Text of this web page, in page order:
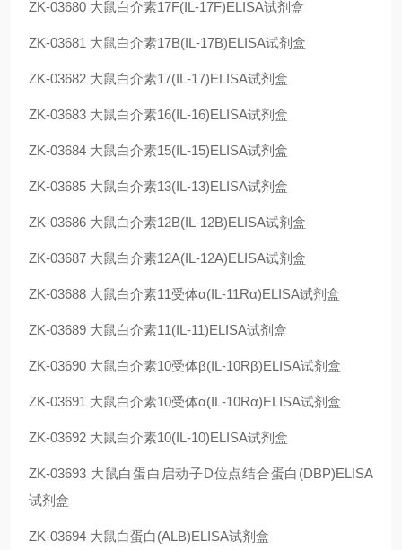
ZK-03680 大鼠白介素17F(IL-17F)ELISA试剂盒
ZK-03681 大鼠白介素17B(IL-17B)ELISA试剂盒
ZK-03682 大鼠白介素17(IL-17)ELISA试剂盒
ZK-03683 大鼠白介素16(IL-16)ELISA试剂盒
ZK-03684 大鼠白介素15(IL-15)ELISA试剂盒
ZK-03685 大鼠白介素13(IL-13)ELISA试剂盒
ZK-03686 大鼠白介素12B(IL-12B)ELISA试剂盒
ZK-03687 大鼠白介素12A(IL-12A)ELISA试剂盒
ZK-03688 大鼠白介素11受体α(IL-11Rα)ELISA试剂盒
ZK-03689 大鼠白介素11(IL-11)ELISA试剂盒
ZK-03690 大鼠白介素10受体β(IL-10Rβ)ELISA试剂盒
ZK-03691 大鼠白介素10受体α(IL-10Rα)ELISA试剂盒
ZK-03692 大鼠白介素10(IL-10)ELISA试剂盒
ZK-03693 大鼠白蛋白启动子D位点结合蛋白(DBP)ELISA
试剂盒
ZK-03694 大鼠白蛋白(ALB)ELISA试剂盒